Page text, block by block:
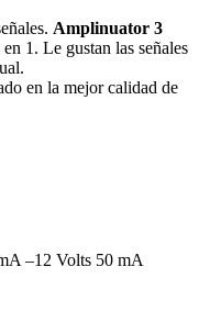
Amplinuator 3
1. Le gustan las señales
en la mejor calidad de
–12 Volts 50 mA